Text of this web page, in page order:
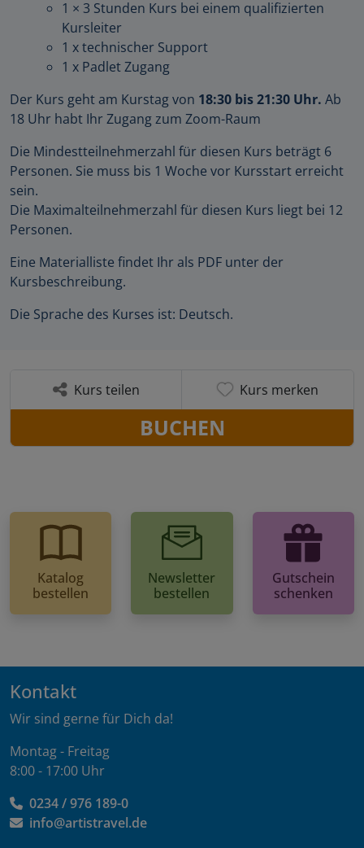
1 × 3 Stunden Kurs bei einem qualifizierten
Kursleiter
1 x technischer Support
1 x Padlet Zugang
Der Kurs geht am Kurstag von 18:30 bis 21:30 Uhr. Ab
18 Uhr habt Ihr Zugang zum Zoom-Raum
Die Mindestteilnehmerzahl für diesen Kurs beträgt 6
Personen. Sie muss bis 1 Woche vor Kursstart erreicht
sein.
Die Maximalteilnehmerzahl für diesen Kurs liegt bei 12
Personen.
Eine Materialliste findet Ihr als PDF unter der
Kursbeschreibung.
Die Sprache des Kurses ist: Deutsch.
Kurs teilen Kurs merken
BUCHEN
Katalog
bestellen
Newsletter
bestellen
Gutschein
schenken
Kontakt
Wir sind gerne für Dich da!
Montag - Freitag
8:00 - 17:00 Uhr
0234 / 976 189-0
info@artistravel.de